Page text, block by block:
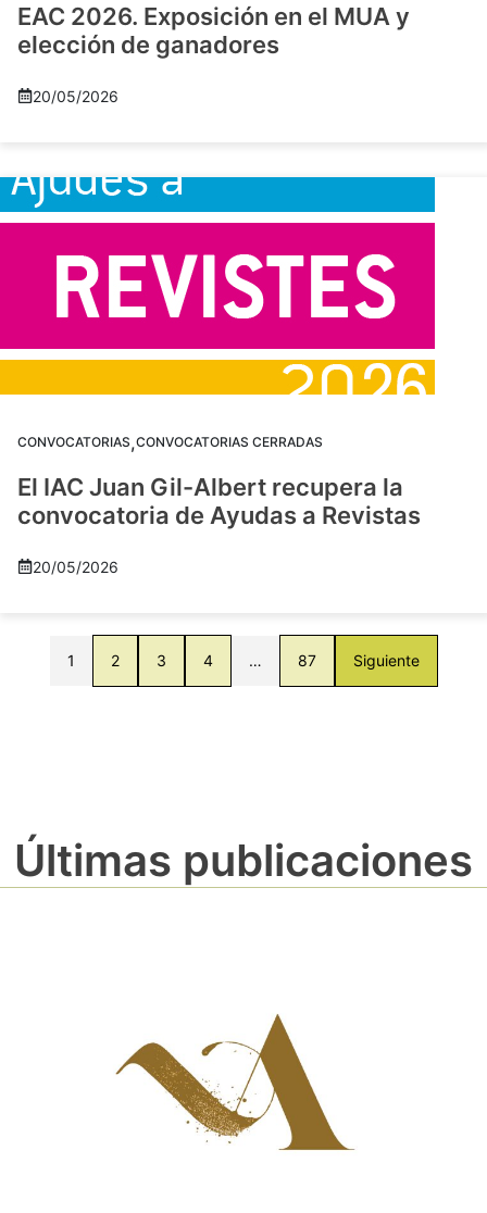
EAC 2026. Exposición en el MUA y
elección de ganadores
20/05/2026
CONVOCATORIAS,CONVOCATORIAS CERRADAS
El IAC Juan Gil-Albert recupera la
convocatoria de Ayudas a Revistas
20/05/2026
1 2 3 4 … 87 Siguiente
Últimas publicaciones